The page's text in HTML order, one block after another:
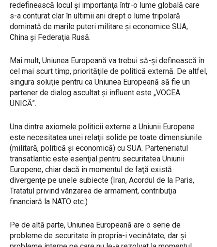
redefinească locul şi importanţa într-o lume globală care
s-a conturat clar în ultimii ani drept o lume tripolară
dominată de marile puteri militare şi economice SUA,
China şi Federaţia Rusă.
Mai mult, Uniunea Europeană va trebui să-şi definească în
cel mai scurt timp, priorităţile de politică externă. De altfel,
singura soluţie pentru ca Uniunea Europeană să fie un
partener de dialog ascultat şi influent este „VOCEA
UNICĂ”.
Una dintre axiomele politicii externe a Uniunii Europene
este necesitatea unei relaţii solide pe toate dimensiunile
(militară, politică şi economică) cu SUA. Parteneriatul
transatlantic este esenţial pentru securitatea Uniunii
Europene, chiar dacă în momentul de faţă există
divergenţe pe unele subiecte (Iran, Acordul de la Paris,
Tratatul privind vânzarea de armament, contribuţia
financiară la NATO etc.)
Pe de altă parte, Uniunea Europeană are o serie de
probleme de securitate în propria-i vecinătate, dar şi